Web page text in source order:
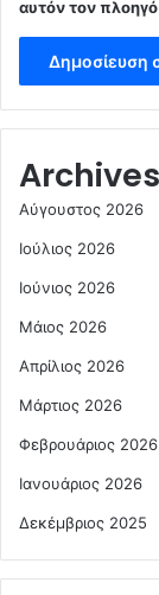
αυτόν τον
Archives
Αύγουστος 2026
Ιούλιος 2026
Ιούνιος 2026
Μάιος 2026
Απρίλιος 2026
Μάρτιος 2026
Φεβρουάριος 2026
Ιανουάριος 2026
Δεκέμβριος 2025